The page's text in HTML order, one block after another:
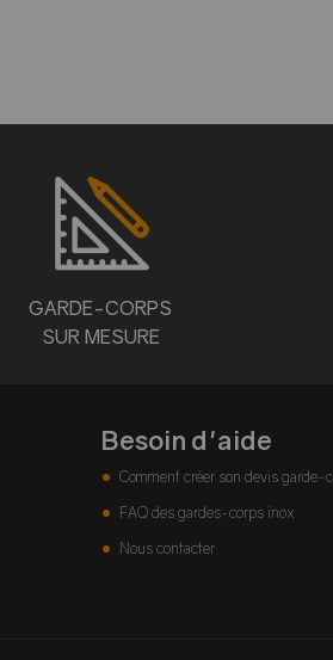
GARDE-CORPS
SUR MESURE
Besoin d'aide
Comment créer son devis garde-
FAQ des gardes-corps inox
Nous contacter